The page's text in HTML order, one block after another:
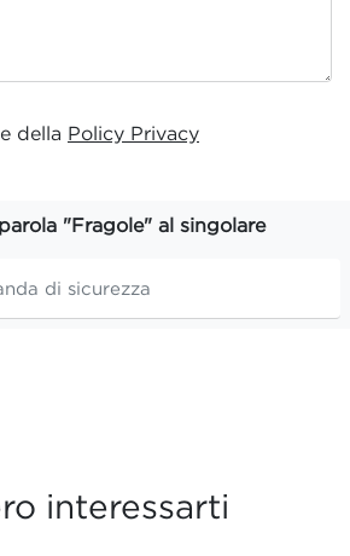
della Policy Privacy
"Fragole" al singolare
interessarti